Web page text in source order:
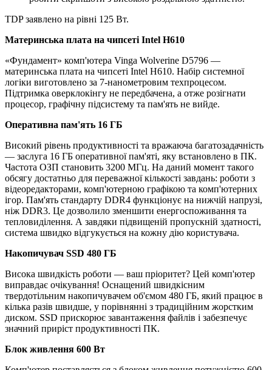
TDP заявлено на рівні 125 Вт.
Материнська плата на чипсеті Intel H610
«Фундамент» комп'ютера Vinga Wolverine D5796 —
материнська плата на чипсеті Intel H610. Набір системної
логіки виготовлено за 7-нанометровим техпроцесом.
Підтримка оверклокінгу не передбачена, а отже розігнати
процесор, графічну підсистему та пам'ять не вийде.
Оперативна пам'ять 16 ГБ
Високий рівень продуктивності та вражаюча багатозадачність
— заслуга 16 ГБ оперативної пам'яті, яку встановлено в ПК.
Частота ОЗП становить 3200 МГц. На даний момент такого
обсягу достатньо для переважної кількості завдань: роботи з
відеоредакторами, комп'ютерною графікою та комп'ютерних
ігор. Пам'ять стандарту DDR4 функціонує на нижчій напрузі,
ніж DDR3. Це дозволило зменшити енергоспоживання та
тепловиділення. А завдяки підвищеній пропускній здатності,
система швидко відгукується на кожну дію користувача.
Накопичувач SSD 480 ГБ
Висока швидкість роботи — ваш пріоритет? Цей комп'ютер
виправдає очікування! Оснащений швидкісним
твердотільним накопичувачем об'ємом 480 ГБ, який працює в
кілька разів швидше, у порівнянні з традиційним жорстким
диском. SSD прискорює завантаження файлів і забезпечує
значний приріст продуктивності ПК.
Блок живлення 600 Вт